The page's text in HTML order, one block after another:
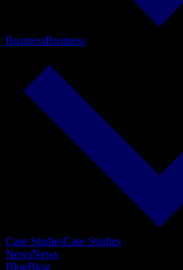
BusinessBusiness
Case StudiesCase Studies
NewsNews
BlogBlog